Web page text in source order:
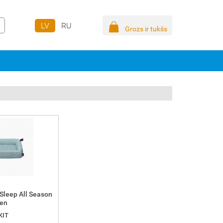
LV RU Grozs ir tukšs
All Season